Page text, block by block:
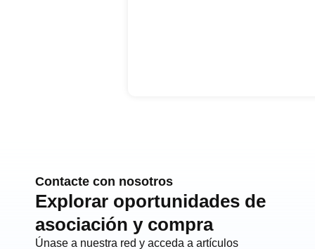
Contacte con nosotros
Explorar oportunidades de
asociación y compra
Únase a nuestra red y acceda a artículos